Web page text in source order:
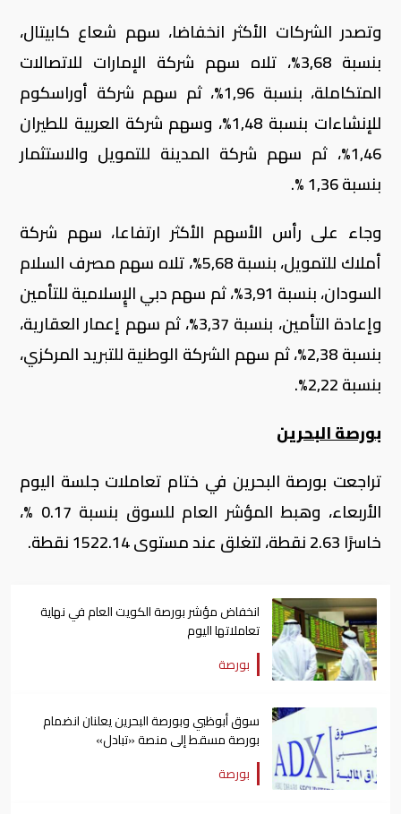
وتصدر الشركات الأكثر انخفاضا، سهم شعاع كابيتال،
بنسبة 3,68%، تلاه سهم شركة الإمارات للاتصالات
المتكاملة، بنسبة 1,96%، ثم سهم شركة أوراسكوم
للإنشاءات بنسبة 1,48%، وسهم شركة العربية للطيران
1,46%، ثم سهم شركة المدينة للتمويل والاستثمار
بنسبة 1,36 %.
وجاء على رأس الأسهم الأكثر ارتفاعا، سهم شركة
أملاك للتمويل، بنسبة 5,68%، تلاه سهم مصرف السلام
السودان، بنسبة 3,91%، ثم سهم دبي الإٍسلامية للتأمين
وإعادة التأمين، بنسبة 3,37%، ثم سهم إعمار العقارية،
بنسبة 2,38%، ثم سهم الشركة الوطنية للتبريد المركزي،
بنسبة 2,22%.
بورصة البحرين
تراجعت بورصة البحرين في ختام تعاملات جلسة اليوم
الأربعاء، وهبط المؤشر العام للسوق بنسبة 0.17 %،
خاسرًا 2.63 نقطة، لتغلق عند مستوى 1522.14 نقطة
.
انخفاض مؤشر بورصة الكويت العام في نهاية
تعاملاتها اليوم
بورصة
سوق أبوظبي وبورصة البحرين يعلنان انضمام
بورصة مسقط إلى منصة «تبادل»
بورصة